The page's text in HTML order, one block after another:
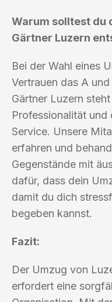
Warum solltest du
Gärtner Luzern
Bei der Wahl eines
Vertrauen das A
Gärtner Luzern
Professionalität und
Service. Unsere
erfahren und
Gegenstände mit
dafür, dass dein
damit du dich
begeben kannst.
Fazit:
Der Umzug von
erfordert eine